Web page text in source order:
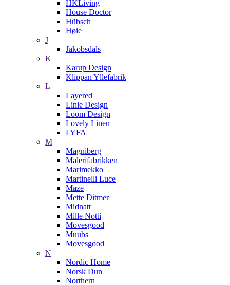
HKLiving
House Doctor
Hübsch
Høie
J
Jakobsdals
K
Karup Design
Klippan Yllefabrik
L
Layered
Linie Design
Loom Design
Lovely Linen
LYFA
M
Magniberg
Malerifabrikken
Marimekko
Martinelli Luce
Maze
Mette Ditmer
Midnatt
Mille Notti
Movesgood
Muubs
Movesgood
N
Nordic Home
Norsk Dun
Northern